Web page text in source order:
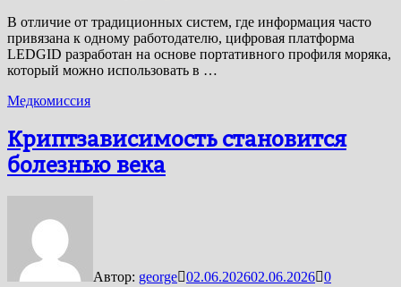
В отличие от традиционных систем, где информация часто
привязана к одному работодателю, цифровая платформа
LEDGID разработан на основе портативного профиля моряка,
который можно использовать в …
Медкомиссия
Криптзависимость становится
болезнью века
Автор: george 02.06.202602.06.2026 0